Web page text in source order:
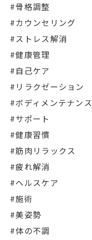
#骨格調整
#カウンセリング
#ストレス解消
#健康管理
#自己ケア
#リラクゼーション
#ボディメンテナンス
#サポート
#健康習慣
#筋肉リラックス
#疲れ解消
#ヘルスケア
#施術
#美姿勢
#体の不調